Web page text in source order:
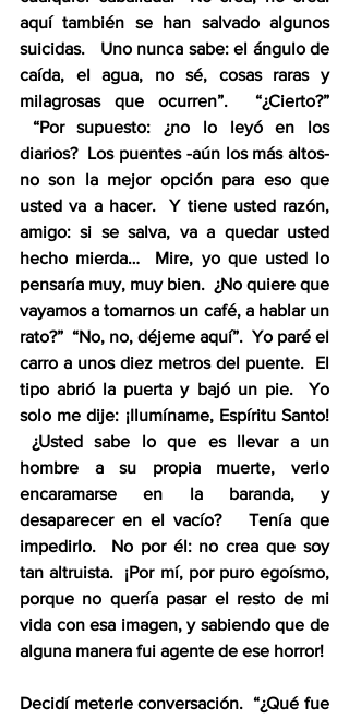
aquí también se han salvado algunos
suicidas.   Uno nunca sabe: el ángulo de
caída, el agua, no sé, cosas raras y
milagrosas que ocurren”.  “¿Cierto?”
“Por supuesto: ¿no lo leyó en los
diarios?  Los puentes -aún los más altos-
no son la mejor opción para eso que
usted va a hacer.  Y tiene usted razón,
amigo: si se salva, va a quedar usted
hecho mierda…  Mire, yo que usted lo
pensaría muy, muy bien.  ¿No quiere que
vayamos a tomarnos un café, a hablar un
rato?”  “No, no, déjeme aquí”.  Yo paré el
carro a unos diez metros del puente.  El
tipo abrió la puerta y bajó un pie.  Yo
solo me dije: ¡Ilumíname, Espíritu Santo!
¿Usted sabe lo que es llevar a un
hombre a su propia muerte, verlo
encaramarse en la baranda, y
desaparecer en el vacío?   Tenía que
impedirlo.  No por él: no crea que soy
tan altruista.  ¡Por mí, por puro egoísmo,
porque no quería pasar el resto de mi
vida con esa imagen, y sabiendo que de
alguna manera fui agente de ese horror!
Decidí meterle conversación.  “¿Qué fue